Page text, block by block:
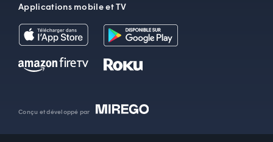
Applications mobile et TV
Conçu et développé par